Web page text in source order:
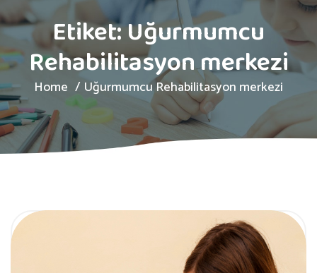
Etiket:Uğurmumcu
Rehabilitasyon merkezi
Home Uğurmumcu Rehabilitasyon merkezi